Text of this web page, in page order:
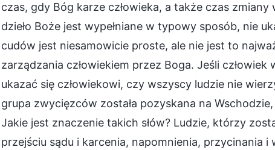
czas, gdy Bóg karze człowieka, a także czas
dzieło Boże jest wypełniane w typowy sposób, nie
cudów jest niesamowicie proste, ale nie jest to
zarządzania człowiekiem przez Boga. Jeśli człowiek
ukazać się człowiekowi, czy wszyscy ludzie nie
grupa zwycięzców została pozyskana na
Jakie jest znaczenie takich słów? Ludzie, którzy
przejściu sądu i karcenia, napomnienia, przycinania